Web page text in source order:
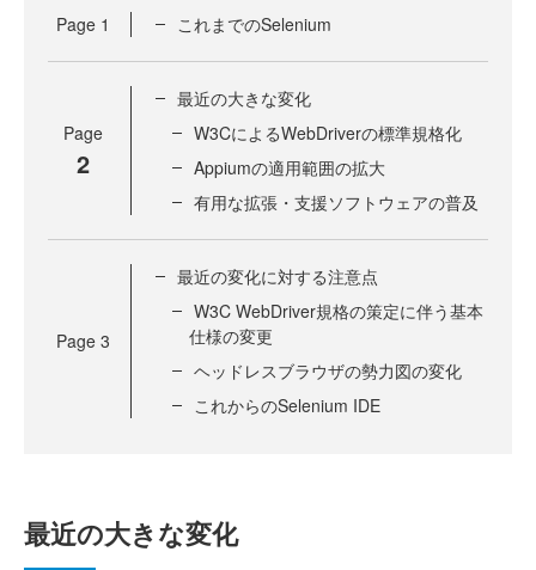
Page 1 これまでのSelenium
Page
2
最近の大きな変化
W3CによるWebDriverの標準規格化
Appiumの適用範囲の拡大
有用な拡張・支援ソフトウェアの普及
Page 3
最近の変化に対する注意点
W3C WebDriver規格の策定に伴う基本
仕様の変更
ヘッドレスブラウザの勢力図の変化
これからのSelenium IDE
最近の大きな変化